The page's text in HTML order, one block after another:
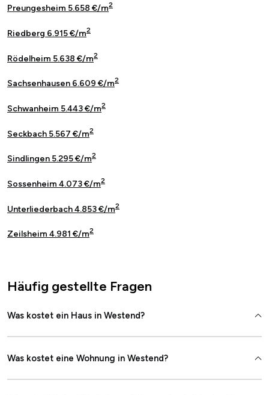
Preungesheim 5.658 €/m2
Riedberg 6.915 €/m2
Rödelheim 5.638 €/m2
Sachsenhausen 6.609 €/m2
Schwanheim 5.443 €/m2
Seckbach 5.567 €/m2
Sindlingen 5.295 €/m2
Sossenheim 4.073 €/m2
Unterliederbach 4.853 €/m2
Zeilsheim 4.981 €/m2
Häufig gestellte Fragen
Was kostet ein Haus in Westend?
Was kostet eine Wohnung in Westend?